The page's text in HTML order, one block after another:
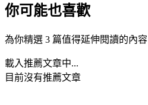
你可能也喜歡
為你精選 3 篇值得延伸閱讀的內容
載入推薦文章中...
目前沒有推薦文章